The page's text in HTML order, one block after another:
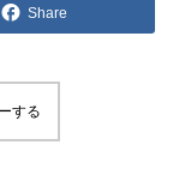
Share
する